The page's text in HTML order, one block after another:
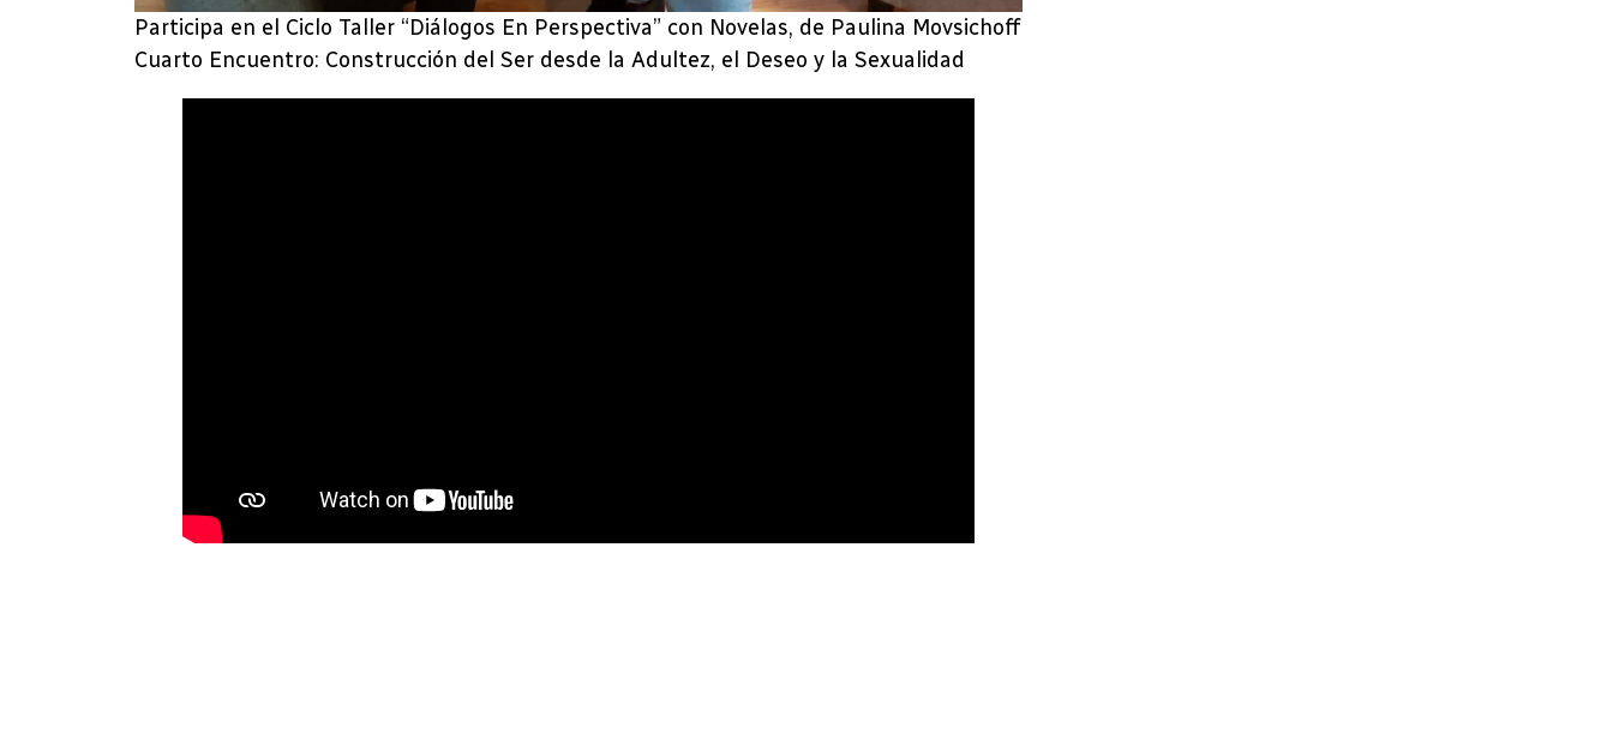
Participa en el Ciclo Taller “Diálogos En Perspectiva” con Novelas, de Paulina Movsichoff
Cuarto Encuentro: Construcción del Ser desde la Adultez, el Deseo y la Sexualidad